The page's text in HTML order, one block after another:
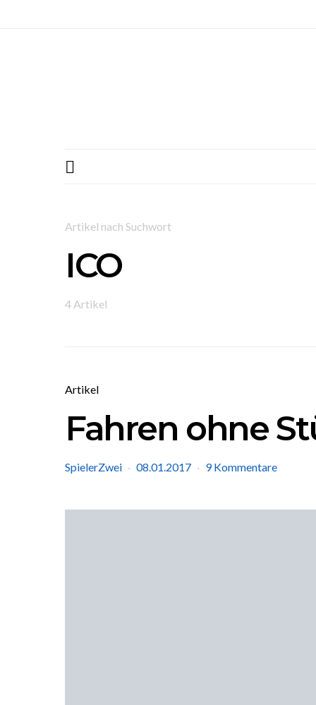
Artikel nach Suchwort
ICO
4 Artikel
Artikel
Fahren ohne
SpielerZwei 08.01.2017 9 Kommentare